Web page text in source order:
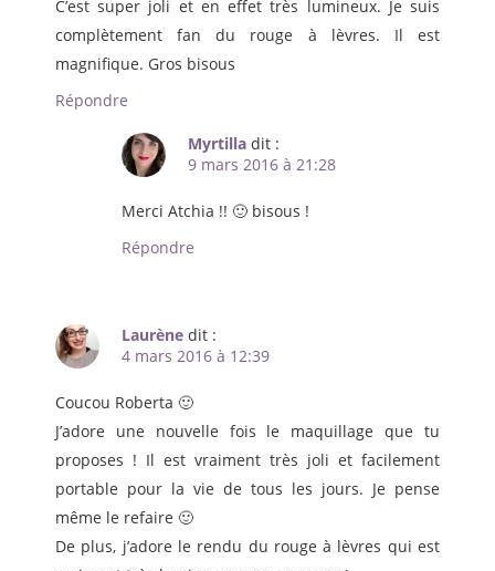
C’est super joli et en effet très lumineux. Je suis
complètement fan du rouge à lèvres. Il est
magnifique. Gros bisous
Répondre
Myrtilla dit :
9 mars 2016 à 21:28
Merci Atchia !! 🙂 bisous !
Répondre
Laurène dit :
4 mars 2016 à 12:39
Coucou Roberta 🙂
J’adore une nouvelle fois le maquillage que tu
proposes ! Il est vraiment très joli et facilement
portable pour la vie de tous les jours. Je pense
même le refaire 🙂
De plus, j’adore le rendu du rouge à lèvres qui est